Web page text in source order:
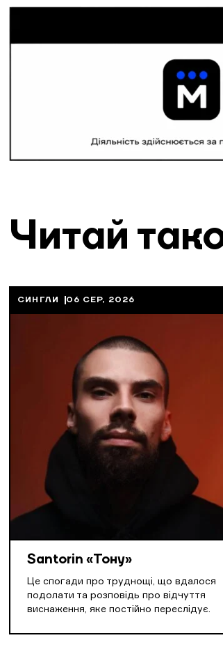
Читай
СИНГЛИ 06 СЕР, 2026
Santorin «Тону»
Це спогади про труднощі, що вдалося
подолати та розповідь про відчуття
виснаження, яке постійно переслідує.